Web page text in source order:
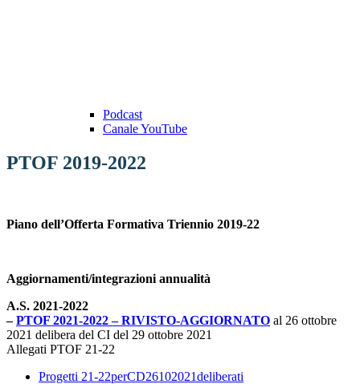
Podcast
Canale YouTube
PTOF 2019-2022
Piano dell’Offerta Formativa Triennio 2019-22
Aggiornamenti/integrazioni annualità
A.S. 2021-2022
–PTOF 2021-2022 – RIVISTO-AGGIORNATO al 26 ottobre
2021 delibera del CI del 29 ottobre 2021
Allegati PTOF 21-22
Progetti 21-22perCD26102021deliberati